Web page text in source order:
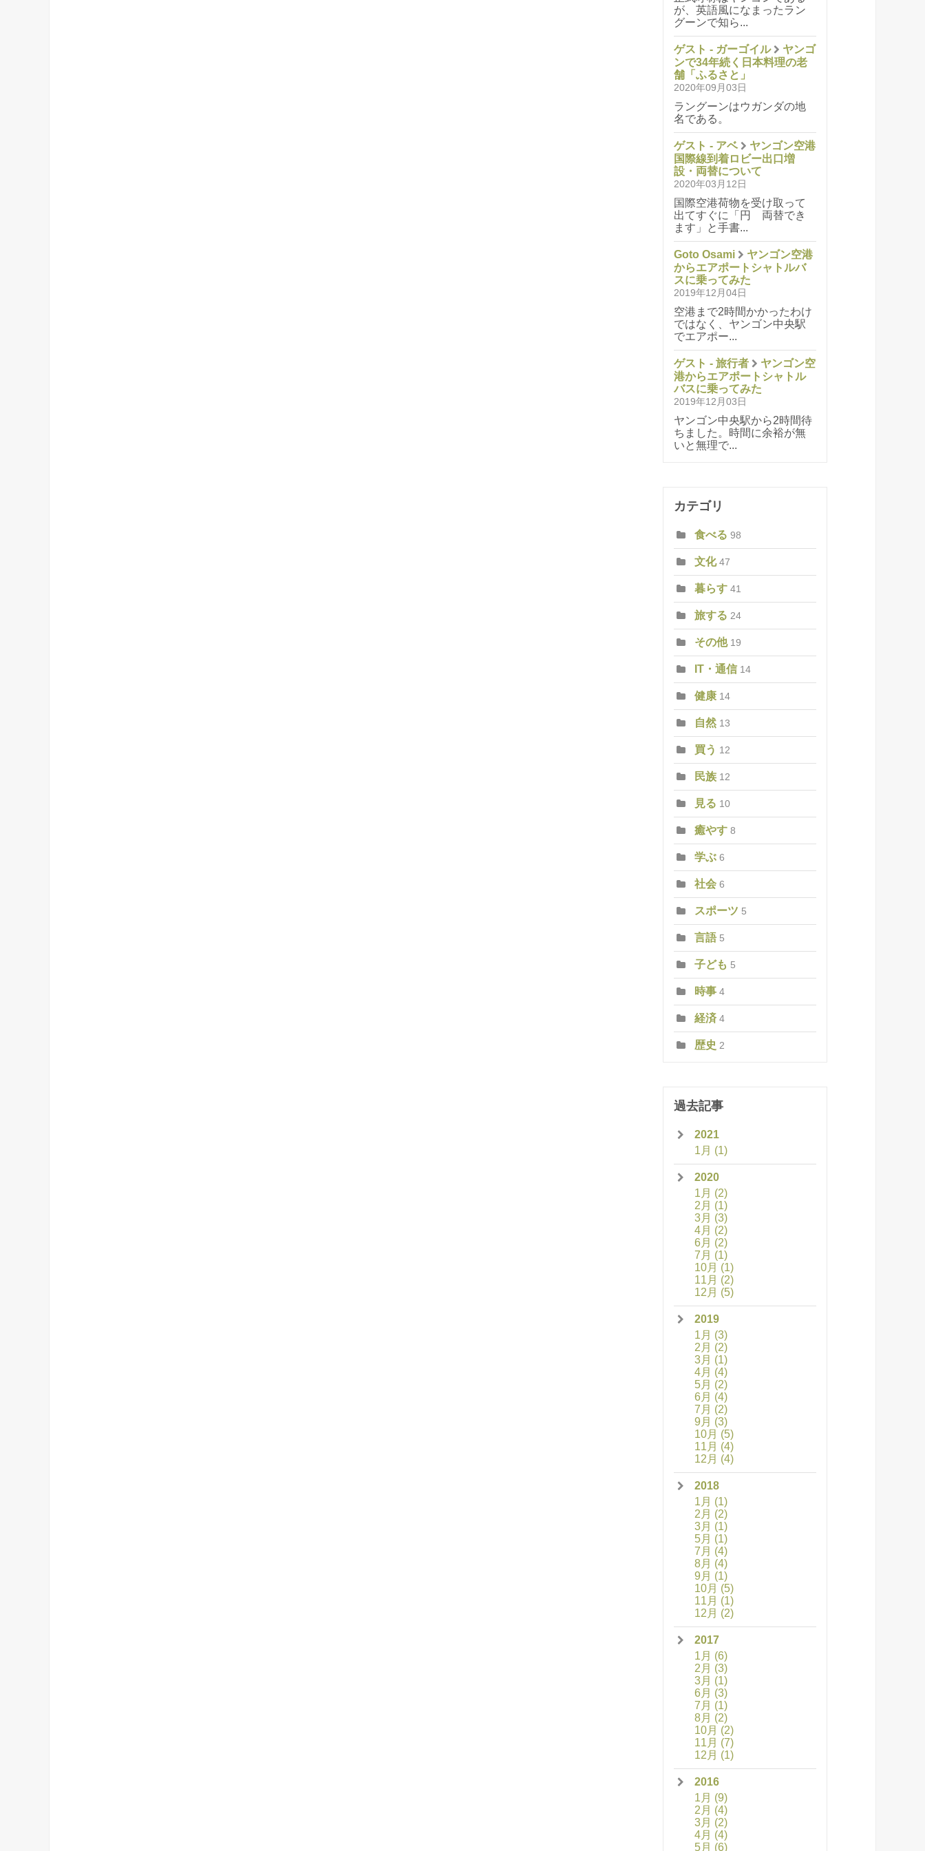
が、英語風になまったラン
グーンで知ら...
ゲスト - ガーゴイル
ヤンゴ
ンで34年続く日本料理の老
舗「ふるさと」
2020年09月03日
ラングーンはウガンダの地
名である。
ゲスト - アベ
ヤンゴン空港
国際線到着ロビー出口増
設・両替について
2020年03月12日
国際空港荷物を受け取って
出てすぐに「円 両替でき
ます」と手書...
Goto Osami
ヤンゴン空港
からエアポートシャトルバ
スに乗ってみた
2019年12月04日
空港まで2時間かかったわけ
ではなく、ヤンゴン中央駅
でエアポー...
ゲスト - 旅行者
ヤンゴン空
港からエアポートシャトル
バスに乗ってみた
2019年12月03日
ヤンゴン中央駅から2時間待
ちました。時間に余裕が無
いと無理で...
カテゴリ
食べる 98
文化 47
暮らす 41
旅する 24
その他 19
IT・通信 14
健康 14
自然 13
買う 12
民族 12
見る 10
癒やす 8
学ぶ 6
社会 6
スポーツ 5
言語 5
子ども 5
時事 4
経済 4
歴史 2
過去記事
2021
1月 (1)
2020
1月 (2)
2月 (1)
3月 (3)
4月 (2)
6月 (2)
7月 (1)
10月 (1)
11月 (2)
12月 (5)
2019
1月 (3)
2月 (2)
3月 (1)
4月 (4)
5月 (2)
6月 (4)
7月 (2)
9月 (3)
10月 (5)
11月 (4)
12月 (4)
2018
1月 (1)
2月 (2)
3月 (1)
5月 (1)
7月 (4)
8月 (4)
9月 (1)
10月 (5)
11月 (1)
12月 (2)
2017
1月 (6)
2月 (3)
3月 (1)
6月 (3)
7月 (1)
8月 (2)
10月 (2)
11月 (7)
12月 (1)
2016
1月 (9)
2月 (4)
3月 (2)
4月 (4)
5月 (6)